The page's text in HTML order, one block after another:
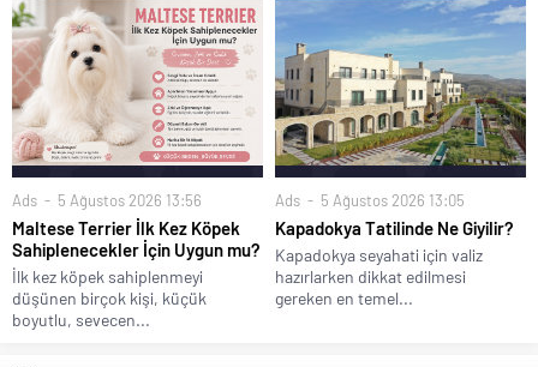
Ads 5 Ağustos 2026 13:56
Maltese Terrier İlk Kez Köpek
Sahiplenecekler İçin Uygun mu?
İlk kez köpek sahiplenmeyi
düşünen birçok kişi, küçük
boyutlu, sevecen...
Ads 5 Ağustos 2026 13:05
Kapadokya Tatilinde Ne Giyilir?
Kapadokya seyahati için valiz
hazırlarken dikkat edilmesi
gereken en temel...